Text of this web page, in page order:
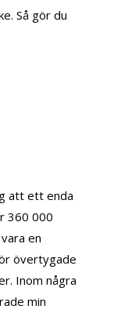
Så gör du
att ett enda
360 000
en
övertygade
Inom några
min